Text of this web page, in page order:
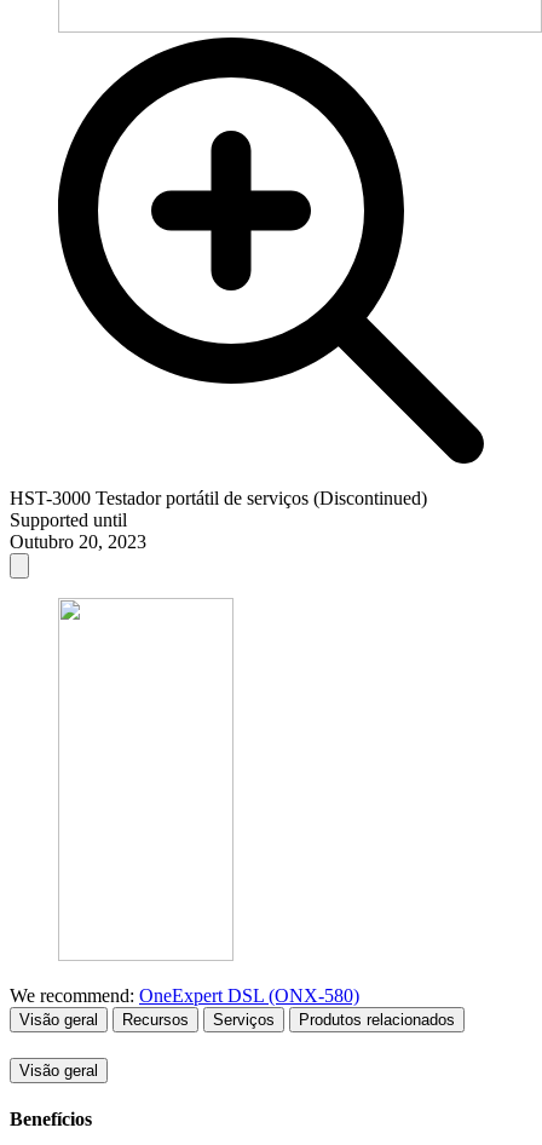
HST-3000 Testador portátil de serviços (Discontinued)
Supported until
Outubro 20, 2023
We recommend: OneExpert DSL (ONX-580)
Visão geral Recursos Serviços Produtos relacionados
Visão geral
Benefícios